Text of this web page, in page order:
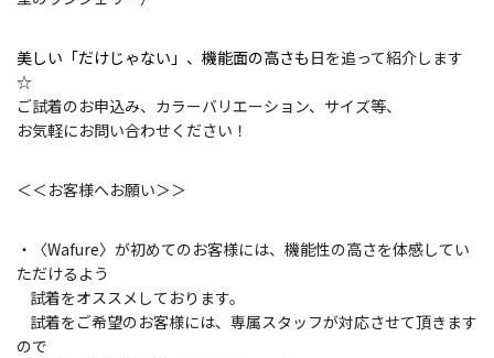
美しい「だけじゃない」、機能面の高さも 日を追って紹介します
☆
ご試着のお申込み、カラーバリエーション、サイズ等、
お気軽にお問い合わせください！
＜＜お客様へお願い＞＞
・〈Wafure〉が初めてのお客様には、 機能性の高さを体感してい
ただけるよう
試着をオススメしております。
試着をご希望のお客様には、 専属スタッフが対応させて頂きます
ので